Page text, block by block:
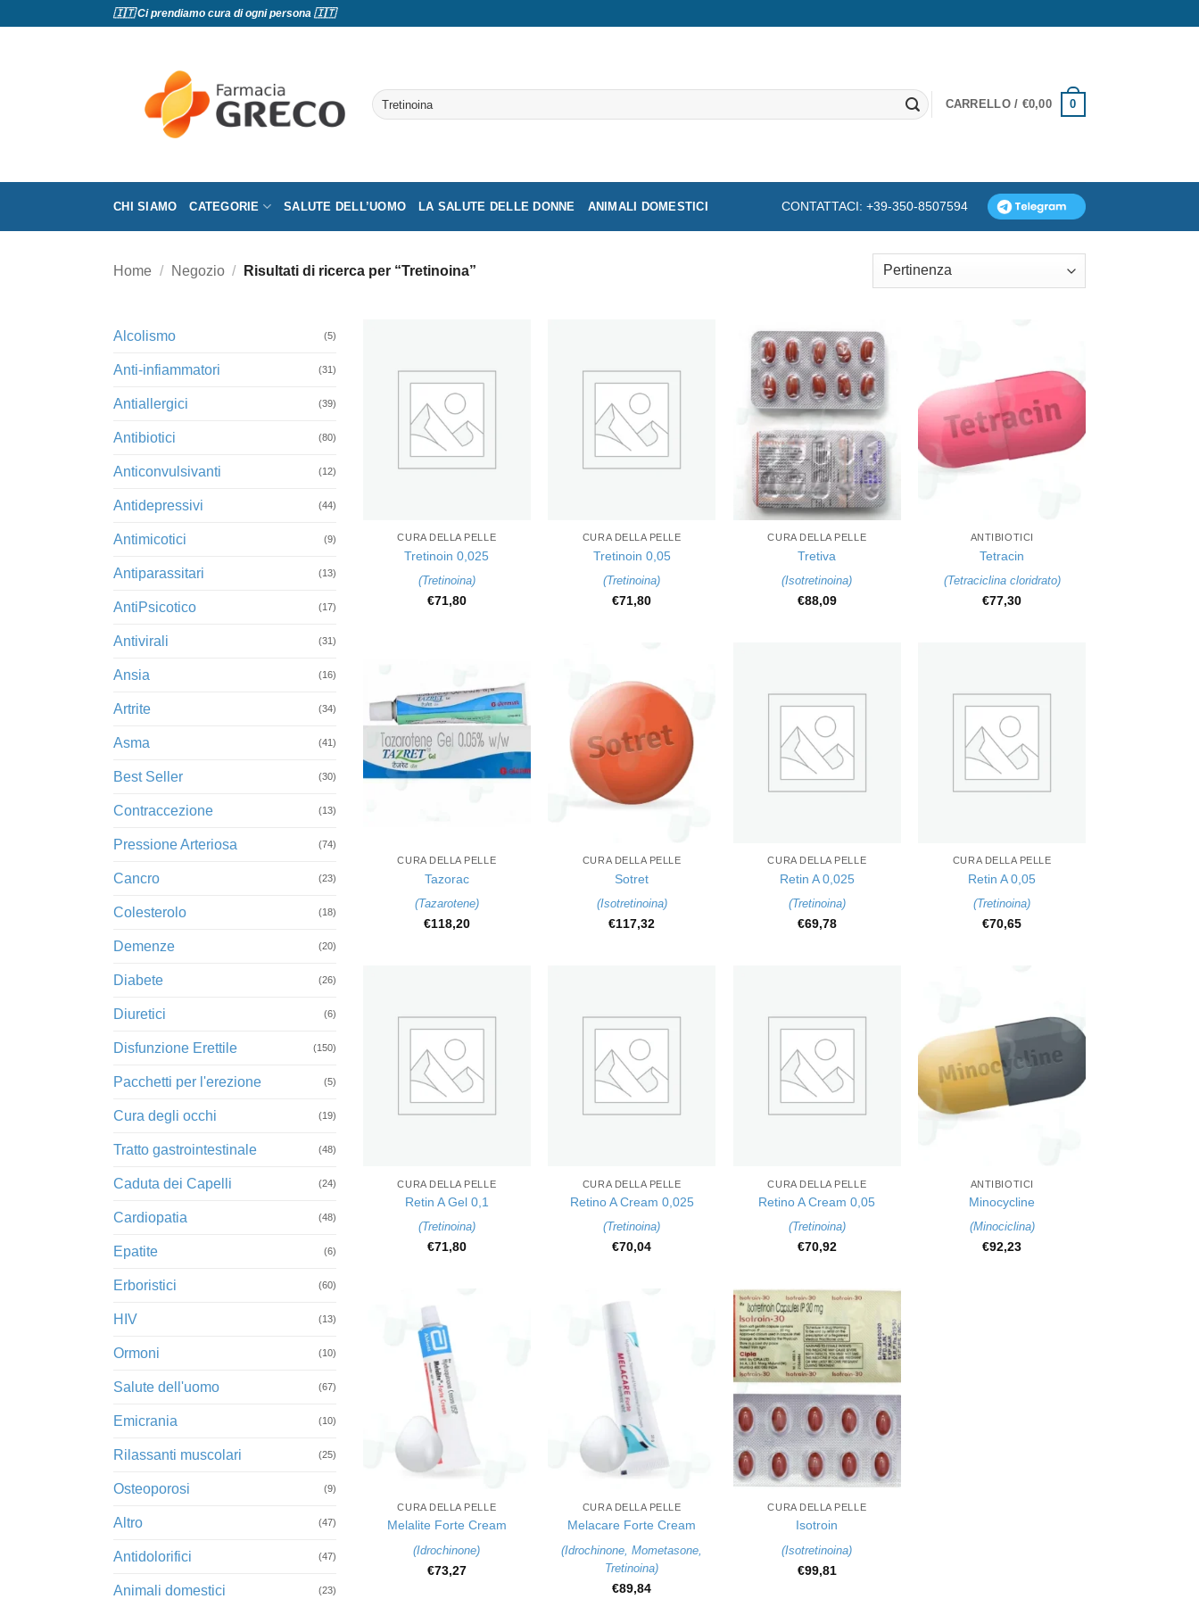
🇮🇹 Ci prendiamo cura di ogni persona 🇮🇹
Cerca:
CARRELLO / €0,00 0
CHI SIAMO CATEGORIE SALUTE DELL’UOMO LA SALUTE DELLE DONNE ANIMALI DOMESTICI CONTATTACI: +39-350-8507594
Home / Negozio / Risultati di ricerca per “Tretinoina”
Alcolismo (5)
Anti-infiammatori (31)
Antiallergici (39)
Antibiotici (80)
Anticonvulsivanti (12)
Antidepressivi (44)
Antimicotici (9)
Antiparassitari (13)
AntiPsicotico (17)
Antivirali (31)
Ansia (16)
Artrite (34)
Asma (41)
Best Seller (30)
Contraccezione (13)
Pressione Arteriosa (74)
Cancro (23)
Colesterolo (18)
Demenze (20)
Diabete (26)
Diuretici (6)
Disfunzione Erettile (150)
Pacchetti per l'erezione (5)
Cura degli occhi (19)
Tratto gastrointestinale (48)
Caduta dei Capelli (24)
Cardiopatia (48)
Epatite (6)
Erboristici (60)
HIV (13)
Ormoni (10)
Salute dell'uomo (67)
Emicrania (10)
Rilassanti muscolari (25)
Osteoporosi (9)
Altro (47)
Antidolorifici (47)
Animali domestici (23)
CURA DELLA PELLE
Tretinoin 0,025
(Tretinoina)
€71,80
CURA DELLA PELLE
Tretinoin 0,05
(Tretinoina)
€71,80
+
CURA DELLA PELLE
Tretiva
(Isotretinoina)
€88,09
ANTIBIOTICI
Tetracin
(Tetraciclina cloridrato)
€77,30
CURA DELLA PELLE
Tazorac
(Tazarotene)
€118,20
CURA DELLA PELLE
Sotret
(Isotretinoina)
€117,32
CURA DELLA PELLE
Retin A 0,025
(Tretinoina)
€69,78
CURA DELLA PELLE
Retin A 0,05
(Tretinoina)
€70,65
CURA DELLA PELLE
Retin A Gel 0,1
(Tretinoina)
€71,80
CURA DELLA PELLE
Retino A Cream 0,025
(Tretinoina)
€70,04
CURA DELLA PELLE
Retino A Cream 0,05
(Tretinoina)
€70,92
ANTIBIOTICI
Minocycline
(Minociclina)
€92,23
CURA DELLA PELLE
Melalite Forte Cream
(Idrochinone)
€73,27
CURA DELLA PELLE
Melacare Forte Cream
(Idrochinone ,Mometasone
Tretinoina)
€89,84
+
CURA DELLA PELLE
Isotroin
(Isotretinoina)
€99,81